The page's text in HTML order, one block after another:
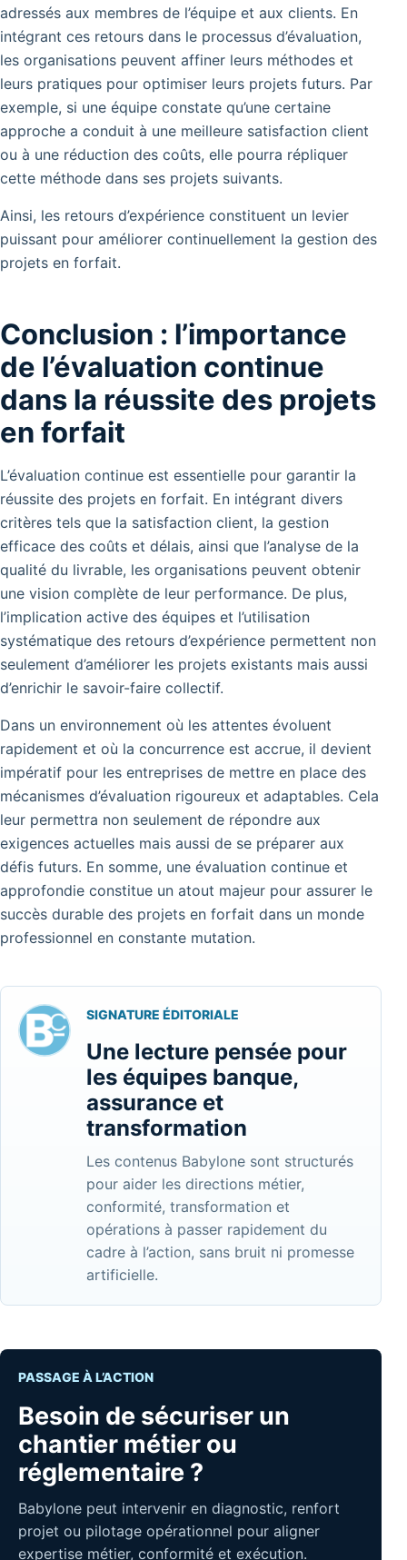
adressés aux membres de l’équipe et aux clients. En
intégrant ces retours dans le processus d’évaluation,
les organisations peuvent affiner leurs méthodes et
leurs pratiques pour optimiser leurs projets futurs. Par
exemple, si une équipe constate qu’une certaine
approche a conduit à une meilleure satisfaction client
ou à une réduction des coûts, elle pourra répliquer
cette méthode dans ses projets suivants.
Ainsi, les retours d’expérience constituent un levier
puissant pour améliorer continuellement la gestion des
projets en forfait.
Conclusion : l’importance
de l’évaluation continue
dans la réussite des projets
en forfait
L’évaluation continue est essentielle pour garantir la
réussite des projets en forfait. En intégrant divers
critères tels que la satisfaction client, la gestion
efficace des coûts et délais, ainsi que l’analyse de la
qualité du livrable, les organisations peuvent obtenir
une vision complète de leur performance. De plus,
l’implication active des équipes et l’utilisation
systématique des retours d’expérience permettent non
seulement d’améliorer les projets existants mais aussi
d’enrichir le savoir-faire collectif.
Dans un environnement où les attentes évoluent
rapidement et où la concurrence est accrue, il devient
impératif pour les entreprises de mettre en place des
mécanismes d’évaluation rigoureux et adaptables. Cela
leur permettra non seulement de répondre aux
exigences actuelles mais aussi de se préparer aux
défis futurs. En somme, une évaluation continue et
approfondie constitue un atout majeur pour assurer le
succès durable des projets en forfait dans un monde
professionnel en constante mutation.
SIGNATURE ÉDITORIALE
Une lecture pensée pour
les équipes banque,
assurance et
transformation
Les contenus Babylone sont structurés
pour aider les directions métier,
conformité, transformation et
opérations à passer rapidement du
cadre à l’action, sans bruit ni promesse
artificielle.
PASSAGE À L’ACTION
Besoin de sécuriser un
chantier métier ou
réglementaire ?
Babylone peut intervenir en diagnostic, renfort
projet ou pilotage opérationnel pour aligner
expertise métier, conformité et exécution.